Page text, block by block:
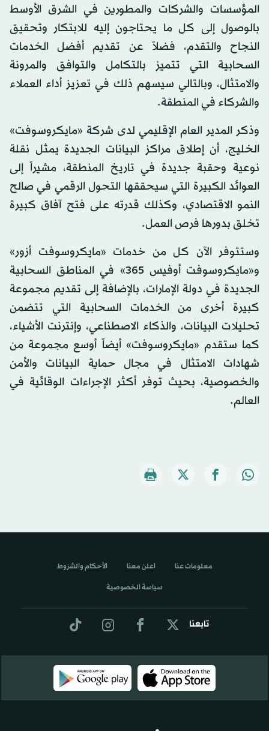
المؤسسات والشركات والمطورين في الشرق الأوسط
بالوصول إلى كل ما يحتاجون إليه للابتكار وتحقيق
النجاح والتقدم، فضلاً عن تقديم أفضل الخدمات
السحابية التي تتميز بالتكامل والتوافق والمرونة
والامتثال، وبالتالي سيسهم ذلك في تعزيز أداء العملاء
والشركاء في المنطقة.
وذكر المدير العام الإقليمي لدى شركة «مايكروسوفت»
الخليج، أن إطلاق مراكز البيانات الجديدة يمثل نقلة
نوعية وحقبة جديدة في تاريخ المنطقة، مشيراً إلى
العوائد الكبيرة التي سيحققها التحول الرقمي في صالح
النمو الاقتصادي، وكذلك قدرته على فتح آفاق كبيرة
تخلق بدورها فرص العمل.
وستتوفر الآن كل من خدمات «مايكروسوفت أزور»
و«مايكروسوفت أوفيس 365» في المناطق السحابية
الجديدة في دولة الإمارات، بالإضافة إلى تقديم مجموعة
كبيرة أخرى من الخدمات السحابية التي تتضمن
تحليلات البيانات، والذكاء الاصطناعي، وإنترنت الأشياء،
كما ستقدم «مايكروسوفت» أيضاً أوسع مجموعة من
شهادات الامتثال في مجال حماية البيانات والأمن
والخصوصية، بحيث توفر أكثر الإجراءات الوقائية في
العالم.
تابعنا
معلومات عنا اعلن معنا الأحكام والشروط
سياسة الخصوصية